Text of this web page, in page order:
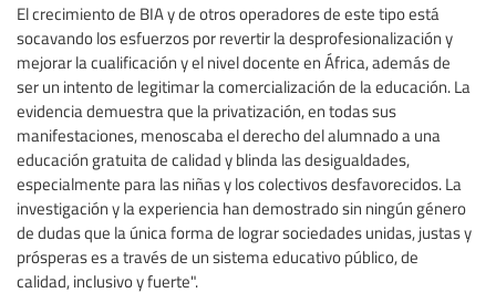
El crecimiento de BIA y de otros operadores de este tipo está
socavando los esfuerzos por revertir la desprofesionalización y
mejorar la cualificación y el nivel docente en África, además de
ser un intento de legitimar la comercialización de la educación. La
evidencia demuestra que la privatización, en todas sus
manifestaciones, menoscaba el derecho del alumnado a una
educación gratuita de calidad y blinda las desigualdades,
especialmente para las niñas y los colectivos desfavorecidos. La
investigación y la experiencia han demostrado sin ningún género
de dudas que la única forma de lograr sociedades unidas, justas y
prósperas es a través de un sistema educativo público, de
calidad, inclusivo y fuerte".